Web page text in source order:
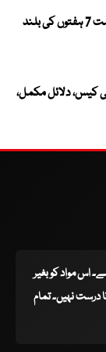
عالمی مارکیٹ میں سونا مزید مہنگا ، قیمت 7 ہفتوں کی بلند
کیس، دلائل مکمل،
اس مواد کو بغیر
درست نہیں۔ تمام